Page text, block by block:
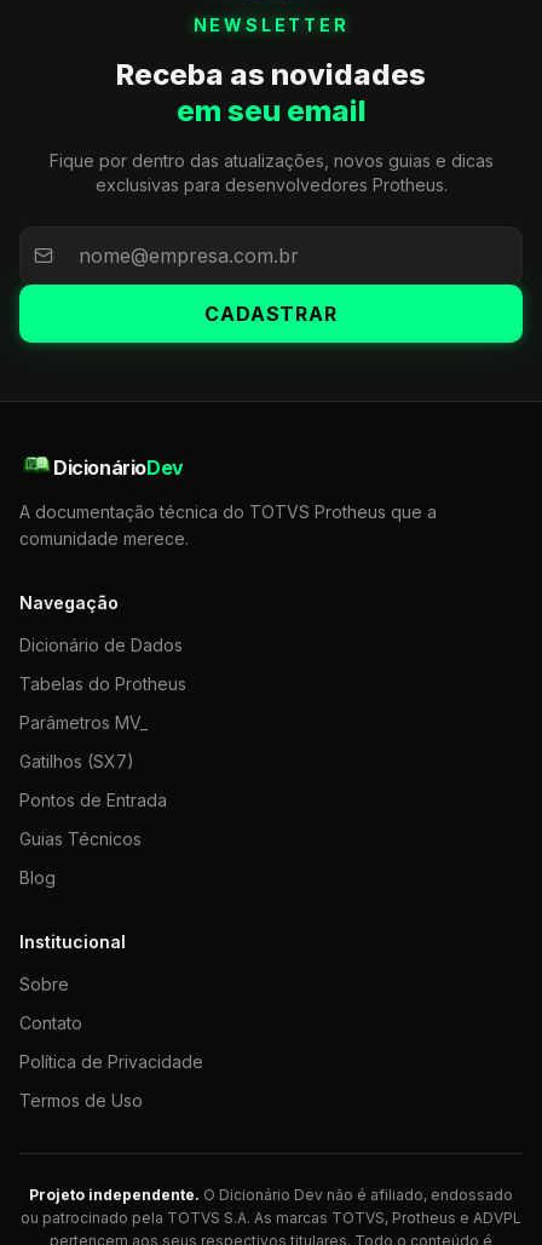
NEWSLETTER
Receba as novidades
em seu email
Fique por dentro das atualizações, novos guias e dicas
exclusivas para desenvolvedores Protheus.
CADASTRAR
DicionárioDev
A documentação técnica do TOTVS Protheus que a
comunidade merece.
Navegação
Dicionário de Dados
Tabelas do Protheus
Parâmetros MV_
Gatilhos (SX7)
Pontos de Entrada
Guias Técnicos
Blog
Institucional
Sobre
Contato
Política de Privacidade
Termos de Uso
Projeto independente. O Dicionário Dev não é afiliado, endossado
ou patrocinado pela TOTVS S.A. As marcas TOTVS, Protheus e ADVPL
pertencem aos seus respectivos titulares. Todo o conteúdo é